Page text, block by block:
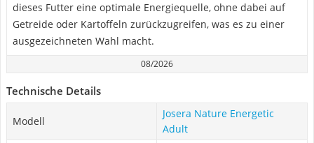
dieses Futter eine optimale Energiequelle, ohne dabei auf
Getreide oder Kartoffeln zurückzugreifen, was es zu einer
ausgezeichneten Wahl macht.
08/2026
Technische Details
Modell
Josera Nature Energetic
Adult